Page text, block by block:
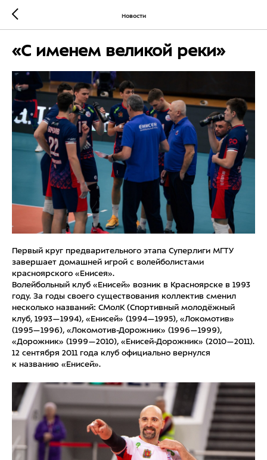
Новости
«С именем великой реки»
Первый круг предварительного этапа Суперлиги МГТУ
завершает домашней игрой с волейболистами
красноярского «Енисея».
Волейбольный клуб «Енисей» возник в Красноярске в 1993
году. За годы своего существования коллектив сменил
несколько названий: СМолК (Спортивный молодёжный
клуб, 1993—1994), «Енисей» (1994—1995), «Локомотив»
(1995—1996), «Локомотив-Дорожник» (1996—1999),
«Дорожник» (1999—2010), «Енисей-Дорожник» (2010—2011).
12 сентября 2011 года клуб официально вернулся
к названию «Енисей».